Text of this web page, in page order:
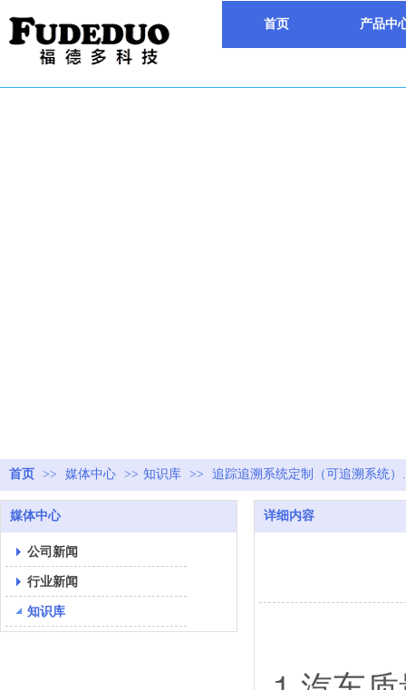
首页 产品中
首页 >> 媒体中心 >> 知识库 >> 追踪追溯系统定制（可追溯系统）.
媒体中心
公司新闻
行业新闻
知识库
详细内容